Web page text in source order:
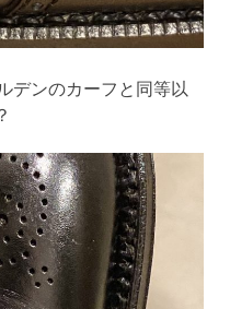
デンのカーフと同等以